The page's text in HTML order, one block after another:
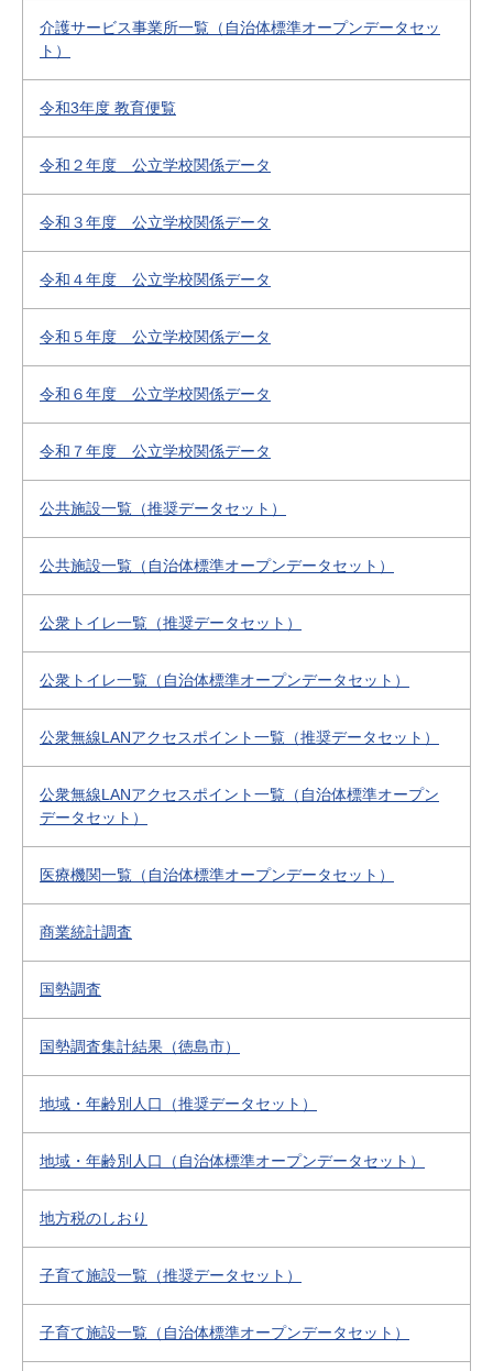
介護サービス事業所一覧（自治体標準オープンデータセッ
ト）
令和3年度 教育便覧
令和２年度 公立学校関係データ
令和３年度 公立学校関係データ
令和４年度 公立学校関係データ
令和５年度 公立学校関係データ
令和６年度 公立学校関係データ
令和７年度 公立学校関係データ
公共施設一覧（推奨データセット）
公共施設一覧（自治体標準オープンデータセット）
公衆トイレ一覧（推奨データセット）
公衆トイレ一覧（自治体標準オープンデータセット）
公衆無線LANアクセスポイント一覧（推奨データセット）
公衆無線LANアクセスポイント一覧（自治体標準オープン
データセット）
医療機関一覧（自治体標準オープンデータセット）
商業統計調査
国勢調査
国勢調査集計結果（徳島市）
地域・年齢別人口（推奨データセット）
地域・年齢別人口（自治体標準オープンデータセット）
地方税のしおり
子育て施設一覧（推奨データセット）
子育て施設一覧（自治体標準オープンデータセット）